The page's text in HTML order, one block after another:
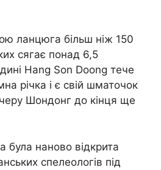
ланцюга більш ніж 150
сягає понад 6,5
Hang Son Doong тече
річка і є свій шматочок
Шондонг до кінця ще
була наново відкрита
спелеологів під